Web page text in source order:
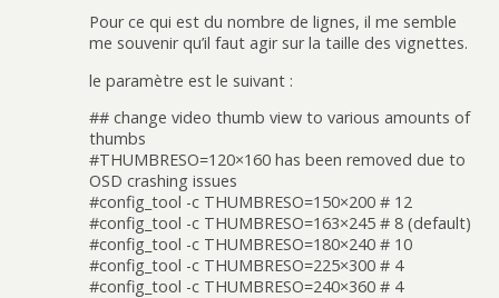
Pour ce qui est du nombre de lignes, il me semble
me souvenir qu’il faut agir sur la taille des vignettes.
le paramètre est le suivant :
## change video thumb view to various amounts of
thumbs
#THUMBRESO=120×160 has been removed due to
OSD crashing issues
#config_tool -c THUMBRESO=150×200 # 12
#config_tool -c THUMBRESO=163×245 # 8 (default)
#config_tool -c THUMBRESO=180×240 # 10
#config_tool -c THUMBRESO=225×300 # 4
#config_tool -c THUMBRESO=240×360 # 4